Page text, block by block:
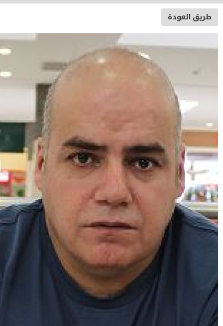
العودة